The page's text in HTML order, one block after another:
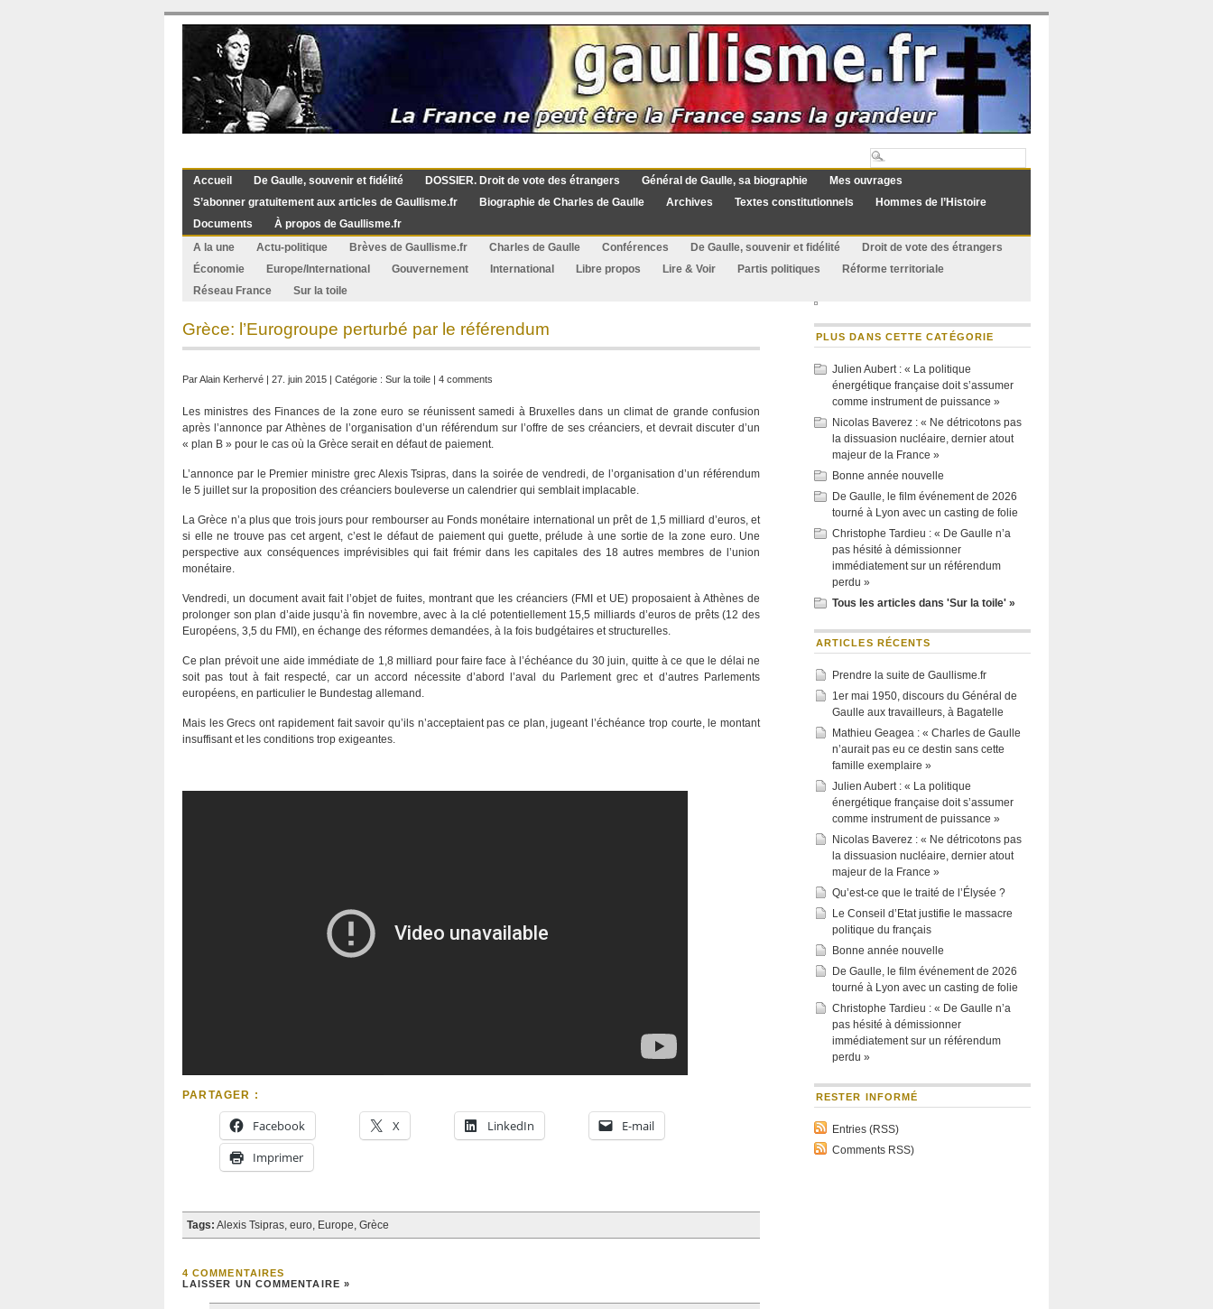
Accueil De Gaulle, souvenir et fidélité DOSSIER. Droit de vote des étrangers Général de Gaulle, sa biographie
Mes ouvrages
S’abonner gratuitement aux articles de Gaullisme.fr
Biographie de Charles de Gaulle Archives Textes constitutionnels
Hommes de l’Histoire
Documents
À propos de Gaullisme.fr
A la une
Actu-politique Brèves de Gaullisme.fr Charles de Gaulle Conférences De Gaulle, souvenir et fidélité
Droit de vote des étrangers
Économie
Europe/International Gouvernement International Libre propos Lire & Voir Partis politiques
Réforme territoriale
Réseau France
Sur la toile
Grèce: l’Eurogroupe perturbé par le référendum
ParAlain Kerhervé | 27. juin 2015 | Catégorie : Sur la toile | 4 comments
Les ministres des Finances de la zone euro se réunissent samedi à Bruxelles dans un climat de grande confusion
après l’annonce par Athènes de l’organisation d’un référendum sur l’offre de ses créanciers, et devrait discuter d’un
« plan B » pour le cas où la Grèce serait en défaut de paiement.
L’annonce par le Premier ministre grec Alexis Tsipras, dans la soirée de vendredi, de l’organisation d’un référendum
le 5 juillet sur la proposition des créanciers bouleverse un calendrier qui semblait implacable.
La Grèce n’a plus que trois jours pour rembourser au Fonds monétaire international un prêt de 1,5 milliard d’euros, et
si elle ne trouve pas cet argent, c’est le défaut de paiement qui guette, prélude à une sortie de la zone euro. Une
perspective aux conséquences imprévisibles qui fait frémir dans les capitales des 18 autres membres de l’union
monétaire.
Vendredi, un document avait fait l’objet de fuites, montrant que les créanciers (FMI et UE) proposaient à Athènes de
prolonger son plan d’aide jusqu’à fin novembre, avec à la clé potentiellement 15,5 milliards d’euros de prêts (12 des
Européens, 3,5 du FMI), en échange des réformes demandées, à la fois budgétaires et structurelles.
Ce plan prévoit une aide immédiate de 1,8 milliard pour faire face à l’échéance du 30 juin, quitte à ce que le délai ne
soit pas tout à fait respecté, car un accord nécessite d’abord l’aval du Parlement grec et d’autres Parlements
européens, en particulier le Bundestag allemand.
Mais les Grecs ont rapidement fait savoir qu’ils n’acceptaient pas ce plan, jugeant l’échéance trop courte, le montant
insuffisant et les conditions trop exigeantes.
PARTAGER :
Facebook X LinkedIn
E-mail
Imprimer
Tags: Alexis Tsipras, euro, Europe, Grèce
4 COMMENTAIRES
LAISSER UN COMMENTAIRE »
PLUS DANS CETTE CATÉGORIE
Julien Aubert : « La politique
énergétique française doit s’assumer
comme instrument de puissance »
Nicolas Baverez : « Ne détricotons pas
la dissuasion nucléaire, dernier atout
majeur de la France »
Bonne année nouvelle
De Gaulle, le film événement de 2026
tourné à Lyon avec un casting de folie
Christophe Tardieu : « De Gaulle n’a
pas hésité à démissionner
immédiatement sur un référendum
perdu »
Tous les articles dans 'Sur la toile' »
ARTICLES RÉCENTS
Prendre la suite de Gaullisme.fr
1er mai 1950, discours du Général de
Gaulle aux travailleurs, à Bagatelle
Mathieu Geagea : « Charles de Gaulle
n’aurait pas eu ce destin sans cette
famille exemplaire »
Julien Aubert : « La politique
énergétique française doit s’assumer
comme instrument de puissance »
Nicolas Baverez : « Ne détricotons pas
la dissuasion nucléaire, dernier atout
majeur de la France »
Qu’est-ce que le traité de l’Élysée ?
Le Conseil d’Etat justifie le massacre
politique du français
Bonne année nouvelle
De Gaulle, le film événement de 2026
tourné à Lyon avec un casting de folie
Christophe Tardieu : « De Gaulle n’a
pas hésité à démissionner
immédiatement sur un référendum
perdu »
RESTER INFORMÉ
Entries (RSS)
Comments RSS)